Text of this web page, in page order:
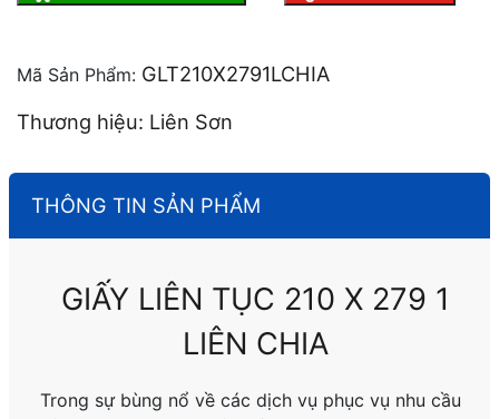
Mã Sản Phẩm: GLT210X2791LCHIA
Thương hiệu: Liên Sơn
THÔNG TIN SẢN PHẨM
GIẤY LIÊN TỤC 210 X 279 1
LIÊN CHIA
Trong sự bùng nổ về các dịch vụ phục vụ nhu cầu